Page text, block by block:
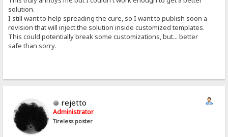
solution.
I still want to help spreading the cure, so I want to publish soon a
revision that will inject the solution inside customized templates.
This could potentially break some customizations, but... better
safe than sorry.
rejetto
Administrator
Tireless poster